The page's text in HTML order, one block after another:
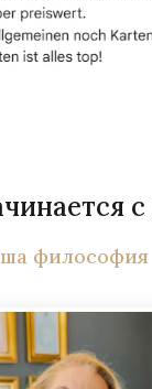
философия